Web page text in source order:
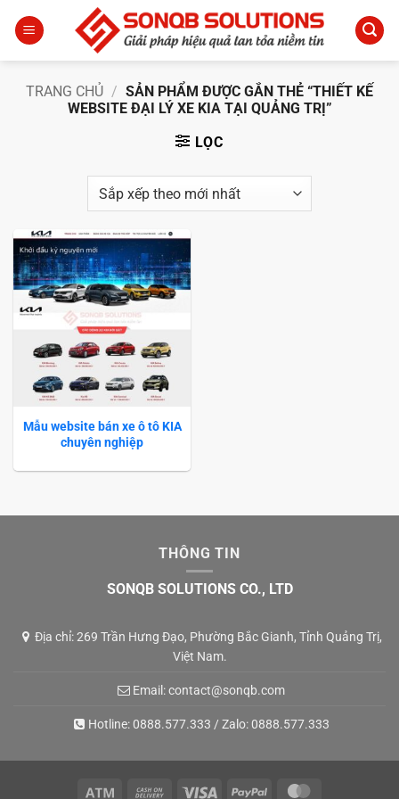
qua
TRANG CHỦ / SẢN PHẨM ĐƯỢC GẮN THẺ “THIẾT KẾ
WEBSITE ĐẠI LÝ XE KIA TẠI QUẢNG TRỊ”
LỌC
Mẫu website bán xe ô tô KIA
chuyên nghiệp
THÔNG TIN
SONQB SOLUTIONS CO., LTD
Địa chỉ: 269 Trần Hưng Đạo, Phường Bắc Gianh, Tỉnh Quảng Trị,
Việt Nam.
Email:contact@sonqb.com
Hotline:0888.577.333 / Zalo:0888.577.333
Atm Cash Visa PayPal